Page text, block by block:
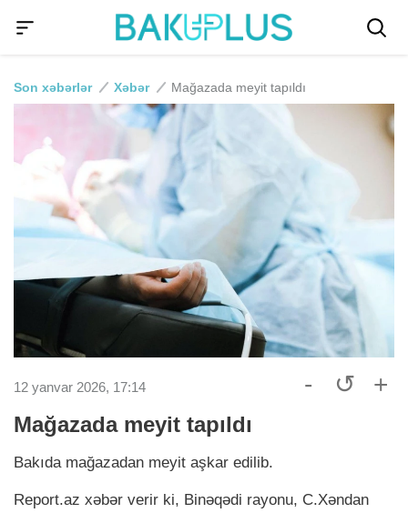
Son xəbərlər Xəbər Mağazada meyit tapıldı
12 yanvar 2026, 17:14 - ↺ +
Mağazada meyit tapıldı
Bakıda mağazadan meyit aşkar edilib.
Report.az xəbər verir ki, Binəqədi rayonu, C.Xəndan